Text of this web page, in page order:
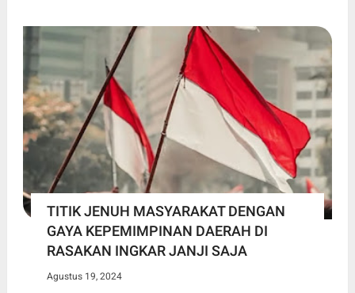
TITIK JENUH MASYARAKAT DENGAN
GAYA KEPEMIMPINAN DAERAH DI
RASAKAN INGKAR JANJI SAJA
Agustus 19, 2024